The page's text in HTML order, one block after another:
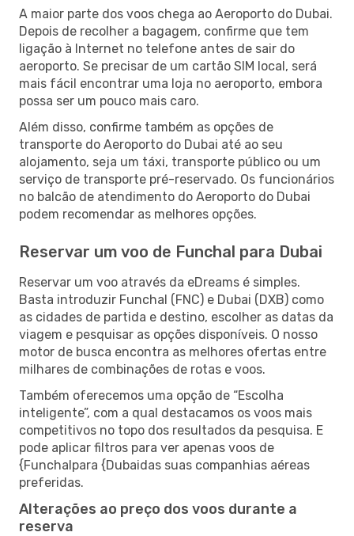
A maior parte dos voos chega ao Aeroporto do Dubai.
Depois de recolher a bagagem, confirme que tem
ligação à Internet no telefone antes de sair do
aeroporto. Se precisar de um cartão SIM local, será
mais fácil encontrar uma loja no aeroporto, embora
possa ser um pouco mais caro.
Além disso, confirme também as opções de
transporte do Aeroporto do Dubai até ao seu
alojamento, seja um táxi, transporte público ou um
serviço de transporte pré-reservado. Os funcionários
no balcão de atendimento do Aeroporto do Dubai
podem recomendar as melhores opções.
Reservar um voo de Funchal para Dubai
Reservar um voo através da eDreams é simples.
Basta introduzir Funchal (FNC) e Dubai (DXB) como
as cidades de partida e destino, escolher as datas da
viagem e pesquisar as opções disponíveis. O nosso
motor de busca encontra as melhores ofertas entre
milhares de combinações de rotas e voos.
Também oferecemos uma opção de “Escolha
inteligente”, com a qual destacamos os voos mais
competitivos no topo dos resultados da pesquisa. E
pode aplicar filtros para ver apenas voos de
{Funchalpara {Dubaidas suas companhias aéreas
preferidas.
Alterações ao preço dos voos durante a
reserva